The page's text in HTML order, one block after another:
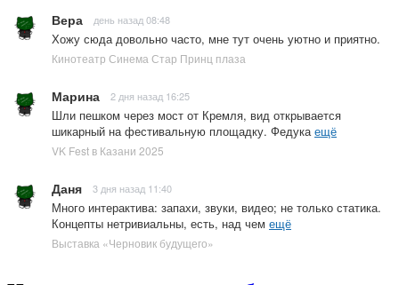
Вера день назад 08:48
Хожу сюда довольно часто, мне тут очень уютно и приятно.
Кинотеатр Синема Стар Принц плаза
Марина 2 дня назад 16:25
Шли пешком через мост от Кремля, вид открывается
шикарный на фестивальную площадку. Федукаещё
VK Fest в Казани 2025
Даня 3 дня назад 11:40
Много интерактива: запахи, звуки, видео; не только статика.
Концепты нетривиальны, есть, над чем ещё
Выставка «Черновик будущего»